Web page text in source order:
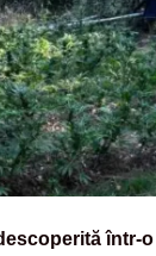
într-